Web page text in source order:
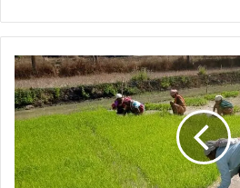
Crop
Diversification
:
फसल
विविधीकरण
से
बदली